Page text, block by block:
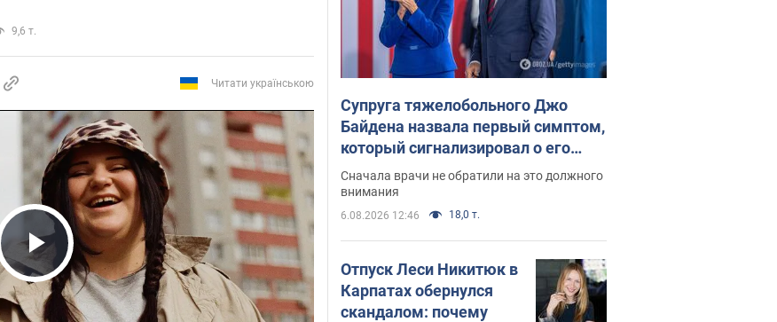
9,6 т.
Читати українською
Play Video
Супруга тяжелобольного Джо
Байдена назвала первый симптом,
который сигнализировал о его
"агрессивном" раке
Сначала врачи не обратили на это должного
внимания
6.08.2026 12:46 18,0 т.
Отпуск Леси Никитюк в
Карпатах обернулся
скандалом: почему